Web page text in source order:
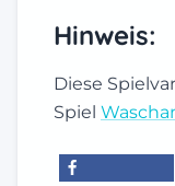
Hinweis:
Diese
Spiel